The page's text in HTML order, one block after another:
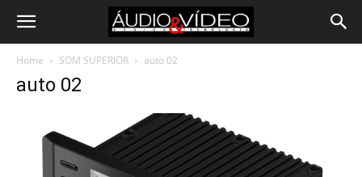
Home SOM SUPERIOR auto 02
auto 02